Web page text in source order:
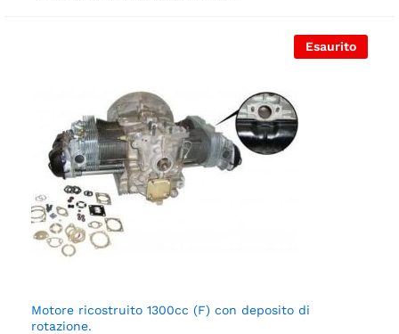
Esaurito
Motore ricostruito 1300cc (F) con deposito di
rotazione.